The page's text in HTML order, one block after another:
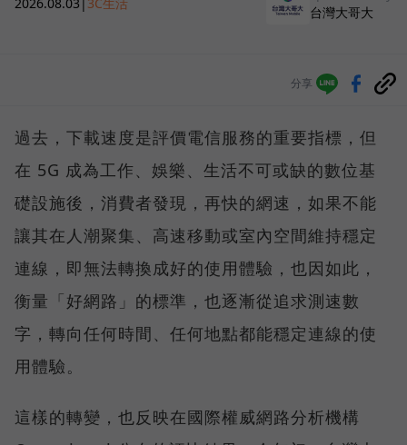
台灣大哥大
分享
過去，下載速度是評價電信服務的重要指標，但
在 5G 成為工作、娛樂、生活不可或缺的數位基
礎設施後，消費者發現，再快的網速，如果不能
讓其在人潮聚集、高速移動或室內空間維持穩定
連線，即無法轉換成好的使用體驗，也因如此，
衡量「好網路」的標準，也逐漸從追求測速數
字，轉向任何時間、任何地點都能穩定連線的使
用體驗。
這樣的轉變，也反映在國際權威網路分析機構